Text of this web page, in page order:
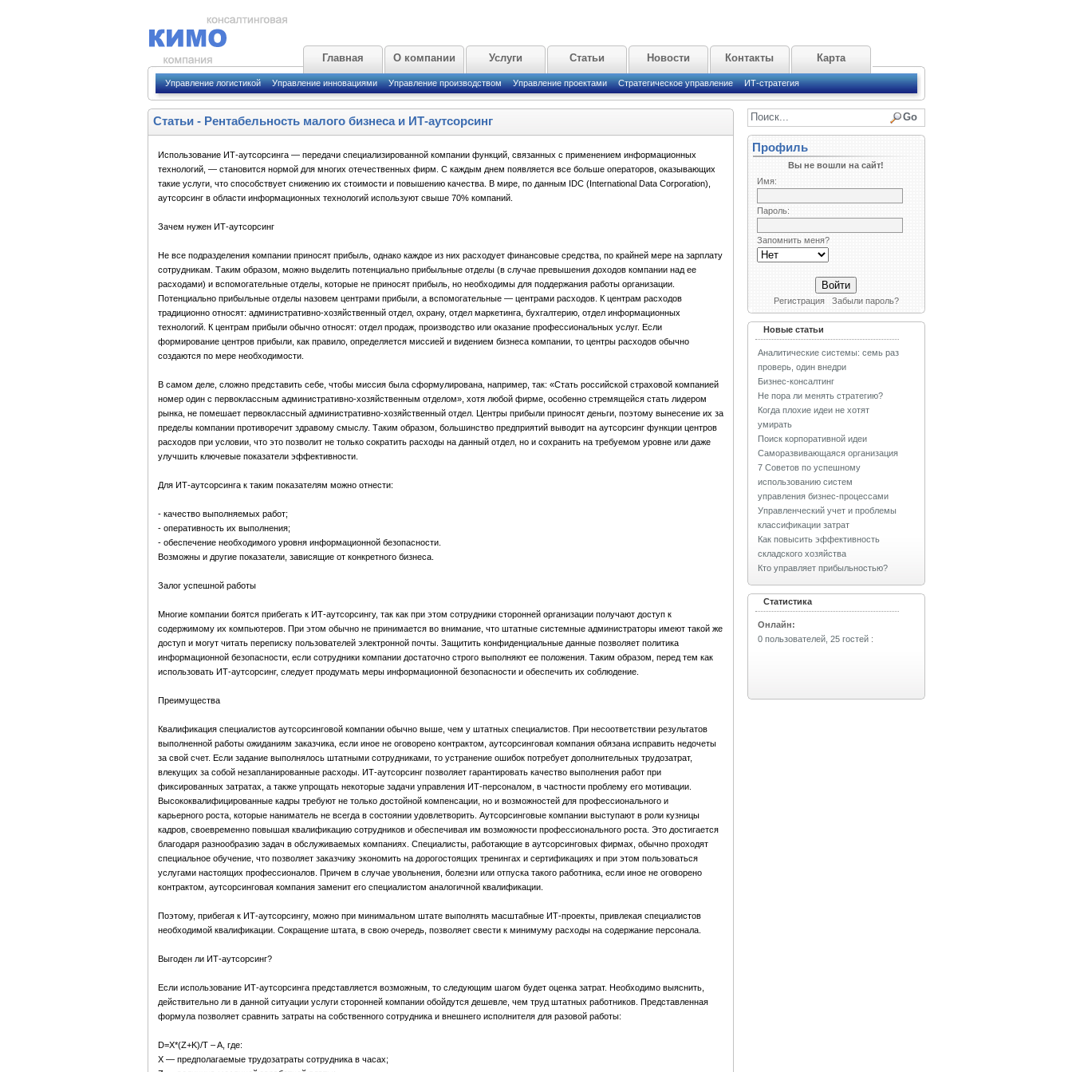
Главная О компании Услуги Статьи Новости Контакты Карта
Управление логистикой Управление инновациями Управление производством Управление проектами Стратегическое управление ИТ-стратегия
Статьи- Рентабельность малого бизнеса и ИТ-аутсорсинг
Использование ИТ-аутсорсинга — передачи специализированной компании функций, связанных с применением информационных
технологий, — становится нормой для многих отечественных фирм. С каждым днем появляется все больше операторов, оказывающих
такие услуги, что способствует снижению их стоимости и повышению качества. В мире, по данным IDC (International Data Corporation),
аутсорсинг в области информационных технологий используют свыше 70% компаний.
Зачем нужен ИТ-аутсорсинг
Не все подразделения компании приносят прибыль, однако каждое из них расходует финансовые средства, по крайней мере на зарплату
сотрудникам. Таким образом, можно выделить потенциально прибыльные отделы (в случае превышения доходов компании над ее
расходами) и вспомогательные отделы, которые не приносят прибыль, но необходимы для поддержания работы организации.
Потенциально прибыльные отделы назовем центрами прибыли, а вспомогательные — центрами расходов. К центрам расходов
традиционно относят: административно-хозяйственный отдел, охрану, отдел маркетинга, бухгалтерию, отдел информационных
технологий. К центрам прибыли обычно относят: отдел продаж, производство или оказание профессиональных услуг. Если
формирование центров прибыли, как правило, определяется миссией и видением бизнеса компании, то центры расходов обычно
создаются по мере необходимости.
В самом деле, сложно представить себе, чтобы миссия была сформулирована, например, так: «Стать российской страховой компанией
номер один с первоклассным административно-хозяйственным отделом», хотя любой фирме, особенно стремящейся стать лидером
рынка, не помешает первоклассный административно-хозяйственный отдел. Центры прибыли приносят деньги, поэтому вынесение их за
пределы компании противоречит здравому смыслу. Таким образом, большинство предприятий выводит на аутсорсинг функции центров
расходов при условии, что это позволит не только сократить расходы на данный отдел, но и сохранить на требуемом уровне или даже
улучшить ключевые показатели эффективности.
Для ИТ-аутсорсинга к таким показателям можно отнести:
- качество выполняемых работ;
- оперативность их выполнения;
- обеспечение необходимого уровня информационной безопасности.
Возможны и другие показатели, зависящие от конкретного бизнеса.
Залог успешной работы
Многие компании боятся прибегать к ИТ-аутсорсингу, так как при этом сотрудники сторонней организации получают доступ к
содержимому их компьютеров. При этом обычно не принимается во внимание, что штатные системные администраторы имеют такой же
доступ и могут читать переписку пользователей электронной почты. Защитить конфиденциальные данные позволяет политика
информационной безопасности, если сотрудники компании достаточно строго выполняют ее положения. Таким образом, перед тем как
использовать ИТ-аутсорсинг, следует продумать меры информационной безопасности и обеспечить их соблюдение.
Преимущества
Квалификация специалистов аутсорсинговой компании обычно выше, чем у штатных специалистов. При несоответствии результатов
выполненной работы ожиданиям заказчика, если иное не оговорено контрактом, аутсорсинговая компания обязана исправить недочеты
за свой счет. Если задание выполнялось штатными сотрудниками, то устранение ошибок потребует дополнительных трудозатрат,
влекущих за собой незапланированные расходы. ИТ-аутсорсинг позволяет гарантировать качество выполнения работ при
фиксированных затратах, а также упрощать некоторые задачи управления ИТ-персоналом, в частности проблему его мотивации.
Высококвалифицированные кадры требуют не только достойной компенсации, но и возможностей для профессионального и
карьерного роста, которые наниматель не всегда в состоянии удовлетворить. Аутсорсинговые компании выступают в роли кузницы
кадров, своевременно повышая квалификацию сотрудников и обеспечивая им возможности профессионального роста. Это достигается
благодаря разнообразию задач в обслуживаемых компаниях. Специалисты, работающие в аутсорсинговых фирмах, обычно проходят
специальное обучение, что позволяет заказчику экономить на дорогостоящих тренингах и сертификациях и при этом пользоваться
услугами настоящих профессионалов. Причем в случае увольнения, болезни или отпуска такого работника, если иное не оговорено
контрактом, аутсорсинговая компания заменит его специалистом аналогичной квалификации.
Поэтому, прибегая к ИТ-аутсорсингу, можно при минимальном штате выполнять масштабные ИТ-проекты, привлекая специалистов
необходимой квалификации. Сокращение штата, в свою очередь, позволяет свести к минимуму расходы на содержание персонала.
Выгоден ли ИТ-аутсорсинг?
Если использование ИТ-аутсорсинга представляется возможным, то следующим шагом будет оценка затрат. Необходимо выяснить,
действительно ли в данной ситуации услуги сторонней компании обойдутся дешевле, чем труд штатных работников. Представленная
формула позволяет сравнить затраты на собственного сотрудника и внешнего исполнителя для разовой работы:
D=X*(Z+K)/T – A, где:
X — предполагаемые трудозатраты сотрудника в часах;
Профиль
Вы не вошли на сайт!
Имя:
Пароль:
Запомнить меня?
Регистрация Забыли пароль?
Новые статьи
Аналитические системы: семь раз
проверь, один внедри
Бизнес-консалтинг
Не пора ли менять стратегию?
Когда плохие идеи не хотят
умирать
Поиск корпоративной идеи
Саморазвивающаяся организация
7 Советов по успешному
использованию систем
управления бизнес-процессами
Управленческий учет и проблемы
классификации затрат
Как повысить эффективность
складского хозяйства
Кто управляет прибыльностью?
Статистика
Онлайн:
0 пользователей, 25 гостей: